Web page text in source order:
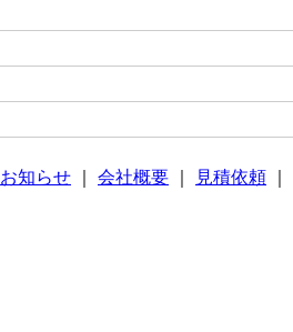
お知らせ 会社概要 見積依頼